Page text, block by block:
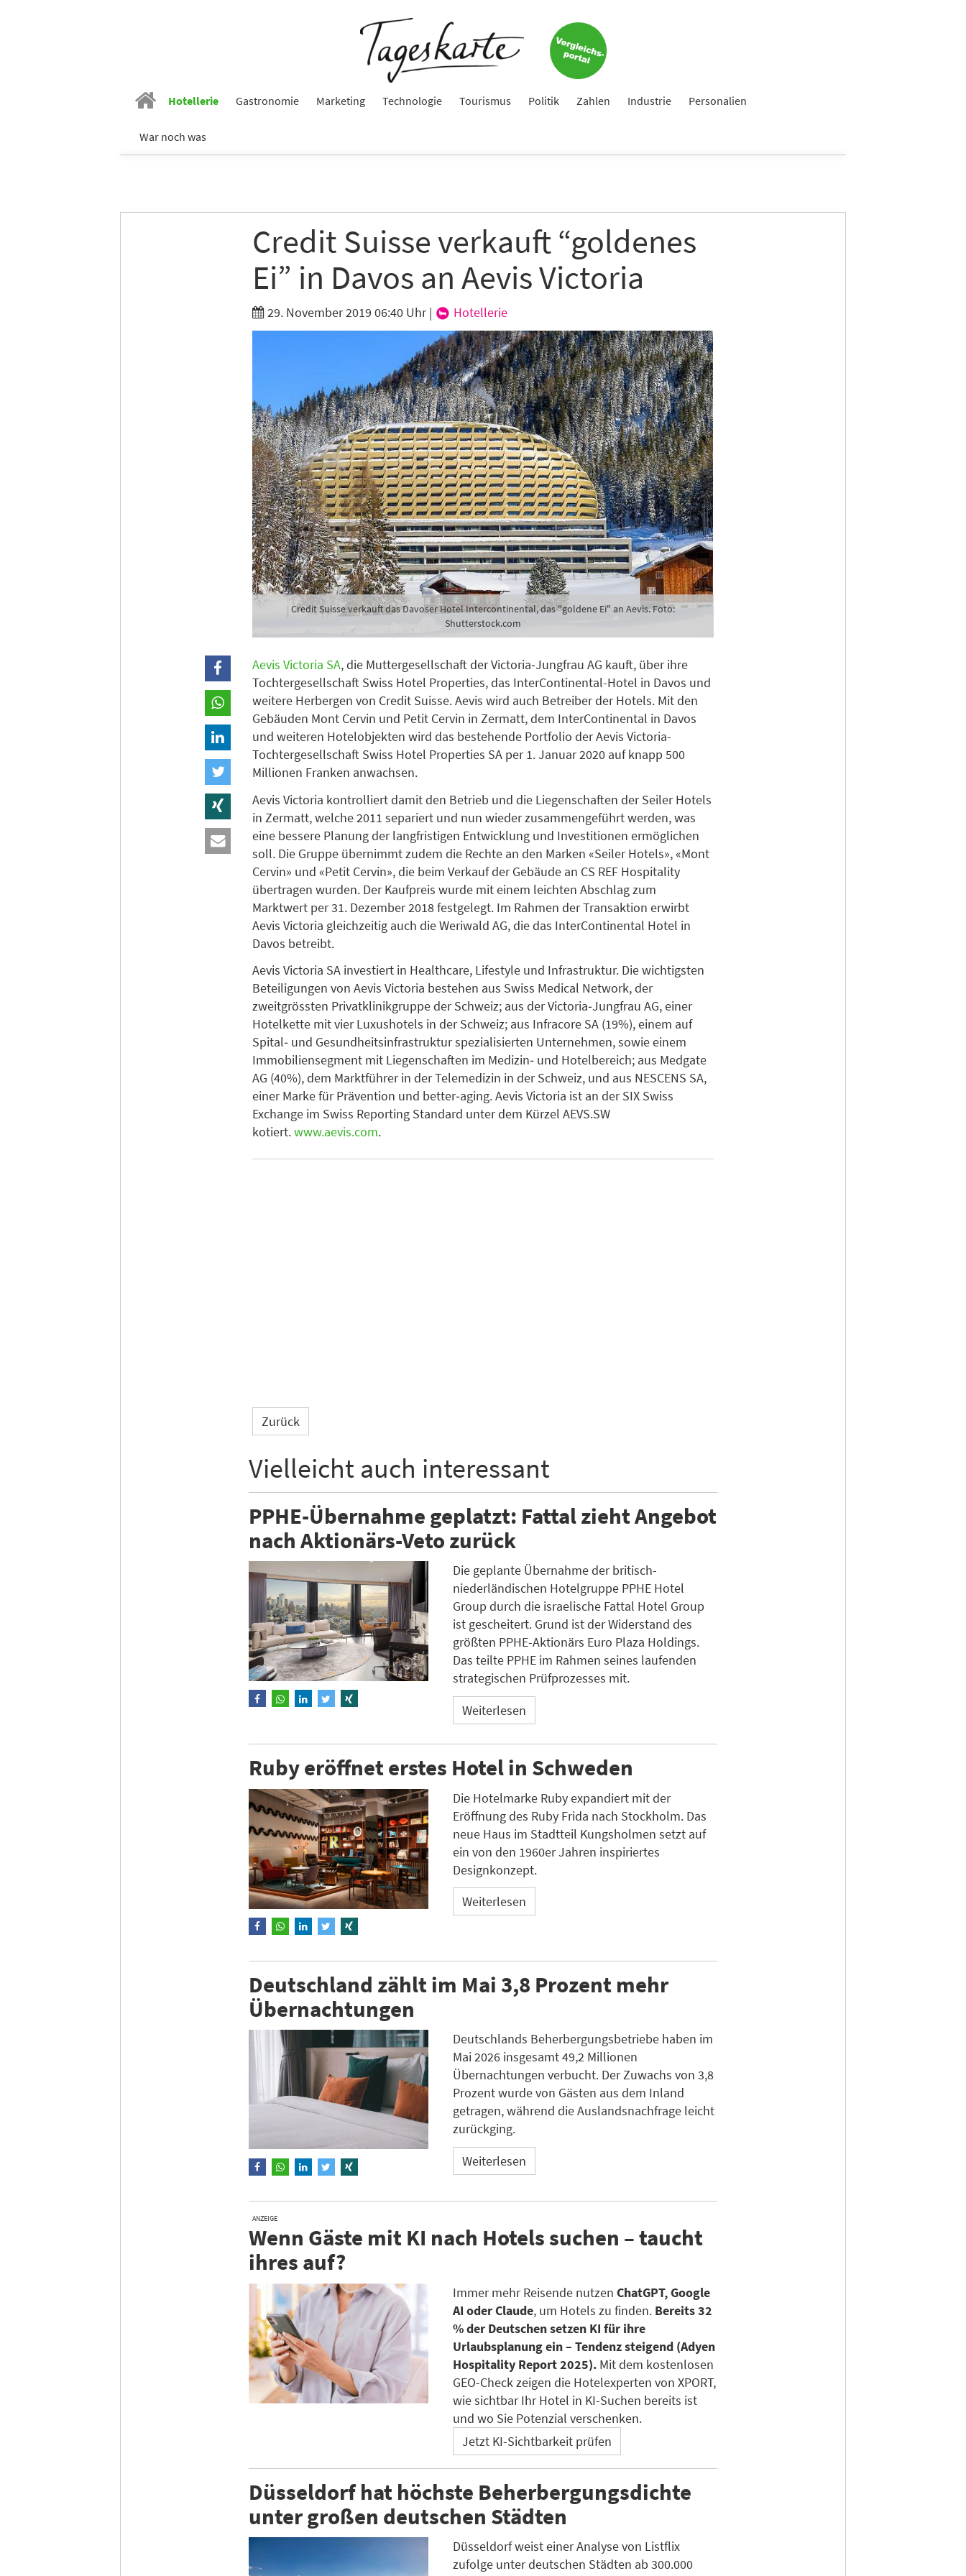
Hotellerie Gastronomie Marketing Technologie Tourismus Politik Zahlen Industrie Personalien
War noch was
Credit Suisse verkauft “goldenes
Ei” in Davos an Aevis Victoria
29. November 2019 06:40 Uhr| Hotellerie
Credit Suisse verkauft das Davoser Hotel Intercontinental, das "goldene Ei" an Aevis. Foto:
Shutterstock.com
Aevis Victoria SA, die Muttergesellschaft der Victoria‐Jungfrau AG kauft, über ihre
Tochtergesellschaft Swiss Hotel Properties, das InterContinental-Hotel in Davos und
weitere Herbergen von Credit Suisse. Aevis wird auch Betreiber der Hotels. Mit den
Gebäuden Mont Cervin und Petit Cervin in Zermatt, dem InterContinental in Davos
und weiteren Hotelobjekten wird das bestehende Portfolio der Aevis Victoria-
Tochtergesellschaft Swiss Hotel Properties SA per 1. Januar 2020 auf knapp 500
Millionen Franken anwachsen.
Aevis Victoria kontrolliert damit den Betrieb und die Liegenschaften der Seiler Hotels
in Zermatt, welche 2011 separiert und nun wieder zusammengeführt werden, was
eine bessere Planung der langfristigen Entwicklung und Investitionen ermöglichen
soll. Die Gruppe übernimmt zudem die Rechte an den Marken «Seiler Hotels», «Mont
Cervin» und «Petit Cervin», die beim Verkauf der Gebäude an CS REF Hospitality
übertragen wurden. Der Kaufpreis wurde mit einem leichten Abschlag zum
Marktwert per 31. Dezember 2018 festgelegt. Im Rahmen der Transaktion erwirbt
Aevis Victoria gleichzeitig auch die Weriwald AG, die das InterContinental Hotel in
Davos betreibt.
Aevis Victoria SA investiert in Healthcare, Lifestyle und Infrastruktur. Die wichtigsten
Beteiligungen von Aevis Victoria bestehen aus Swiss Medical Network, der
zweitgrössten Privatklinikgruppe der Schweiz; aus der Victoria‐Jungfrau AG, einer
Hotelkette mit vier Luxushotels in der Schweiz; aus Infracore SA (19%), einem auf
Spital‐ und Gesundheitsinfrastruktur spezialisierten Unternehmen, sowie einem
Immobiliensegment mit Liegenschaften im Medizin‐ und Hotelbereich; aus Medgate
AG (40%), dem Marktführer in der Telemedizin in der Schweiz, und aus NESCENS SA,
einer Marke für Prävention und better‐aging. Aevis Victoria ist an der SIX Swiss
Exchange im Swiss Reporting Standard unter dem Kürzel AEVS.SW
kotiert.www.aevis.com.
Zurück
Vielleicht auch interessant
PPHE-Übernahme geplatzt: Fattal zieht Angebot
nach Aktionärs-Veto zurück
Die geplante Übernahme der britisch-
niederländischen Hotelgruppe PPHE Hotel
Group durch die israelische Fattal Hotel Group
ist gescheitert. Grund ist der Widerstand des
größten PPHE-Aktionärs Euro Plaza Holdings.
Das teilte PPHE im Rahmen seines laufenden
strategischen Prüfprozesses mit.
Weiterlesen
Ruby eröffnet erstes Hotel in Schweden
Die Hotelmarke Ruby expandiert mit der
Eröffnung des Ruby Frida nach Stockholm. Das
neue Haus im Stadtteil Kungsholmen setzt auf
ein von den 1960er Jahren inspiriertes
Designkonzept.
Weiterlesen
Deutschland zählt im Mai 3,8 Prozent mehr
Übernachtungen
Deutschlands Beherbergungsbetriebe haben im
Mai 2026 insgesamt 49,2 Millionen
Übernachtungen verbucht. Der Zuwachs von 3,8
Prozent wurde von Gästen aus dem Inland
getragen, während die Auslandsnachfrage leicht
zurückging.
Weiterlesen
ANZEIGE
Wenn Gäste mit KI nach Hotels suchen – taucht
ihres auf?
Immer mehr Reisende nutzenChatGPT, Google
AI oder Claude, um Hotels zu finden. Bereits 32
% der Deutschen setzen KI für ihre
Urlaubsplanung ein – Tendenz steigend (Adyen
Hospitality Report 2025). Mit dem kostenlosen
GEO-Check zeigen die Hotelexperten von XPORT,
wie sichtbar Ihr Hotel in KI-Suchen bereits ist
und wo Sie Potenzial verschenken.
Jetzt KI-Sichtbarkeit prüfen
Düsseldorf hat höchste Beherbergungsdichte
unter großen deutschen Städten
Düsseldorf weist einer Analyse von Listflix
zufolge unter deutschen Städten ab 300.000